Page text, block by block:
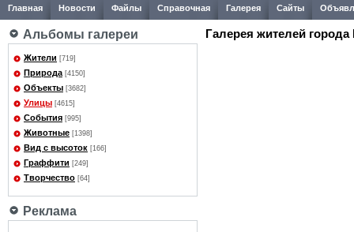
Главная Новости Файлы Справочная Галерея Сайты
Альбомы галереи
Жители [719]
Природа [4150]
Объекты [3682]
Улицы [4615]
События [995]
Животные [1398]
Вид с высоток [166]
Граффити [249]
Творчество [64]
Реклама
Галерея жителей города